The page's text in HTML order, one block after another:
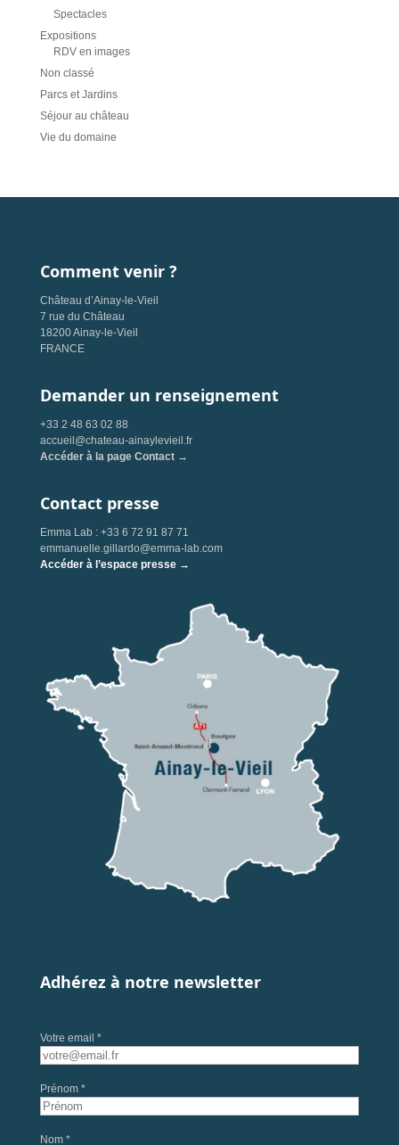
Spectacles
Expositions
RDV en images
Non classé
Parcs et Jardins
Séjour au château
Vie du domaine
Comment venir ?
Château d’Ainay-le-Vieil
7 rue du Château
18200 Ainay-le-Vieil
FRANCE
Demander un renseignement
+33 2 48 63 02 88
accueil@chateau-ainaylevieil.fr
Accéder à la page Contact →
Contact presse
Emma Lab : +33 6 72 91 87 71
emmanuelle.gillardo@emma-lab.com
Accéder à l’espace presse →
Adhérez à notre newsletter
Votre email *
Prénom *
Nom *